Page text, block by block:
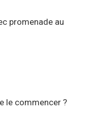
promenade au
le commencer ?